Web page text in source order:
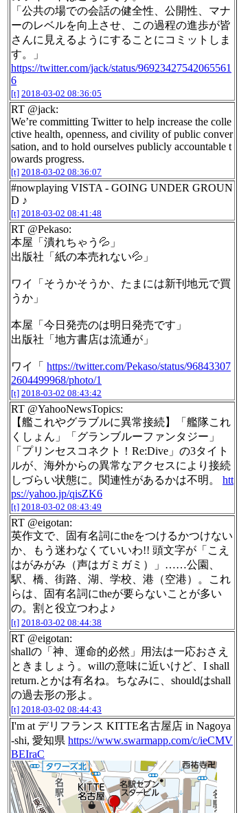
「公共の場での会話の健全性、公開性、マナ
ーのレベルを向上させ、この過程の進歩が皆
さんに見えるようにすることにコミットしま
す。」
https://twitter.com/jack/status/96923427542065561
6
[t] 2018-03-02 08:36:05
RT @jack:
We’re committing Twitter to help increase the colle
ctive health, openness, and civility of public conver
sation, and to hold ourselves publicly accountable t
owards progress.
[t] 2018-03-02 08:36:07
#nowplaying VISTA - GOING UNDER GROUN
D ♪
[t] 2018-03-02 08:41:48
RT @Pekaso:
本屋「潰れちゃう💦」
出版社「紙の本売れない💦」
ワイ「そうかそうか、たまには新刊地元で買
うか」
本屋「今日発売のは明日発売です」
出版社「地方書店は流通が」
ワイ「 https://twitter.com/Pekaso/status/96843307
2604499968/photo/1
[t] 2018-03-02 08:43:42
RT @YahooNewsTopics:
【艦これやグラブルに異常接続】「艦隊これ
くしょん」「グランブルーファンタジー」
「プリンセスコネクト！Re:Dive」の3タイト
ルが、海外からの異常なアクセスにより接続
しづらい状態に。関連性があるかは不明。 htt
ps://yahoo.jp/qisZK6
[t] 2018-03-02 08:43:49
RT @eigotan:
英作文で、固有名詞にtheをつけるかつけない
か、もう迷わなくていいわ!! 頭文字が「こえ
はがみがみ（声はガミガミ）」……公園、
駅、橋、街路、湖、学校、港（空港）。これ
らは、固有名詞にtheが要らないことが多い
の。割と役立つわよ♪
[t] 2018-03-02 08:44:38
RT @eigotan:
shallの「神、運命的必然」用法は一応おさえ
ときましょう。willの意味に近いけど、I shall
return.とかは有名ね。ちなみに、shouldはshall
の過去形の形よ。
[t] 2018-03-02 08:44:43
I'm at デリフランス KITTE名古屋店 in Nagoya
-shi, 愛知県 https://www.swarmapp.com/c/ieCMV
BEIraC